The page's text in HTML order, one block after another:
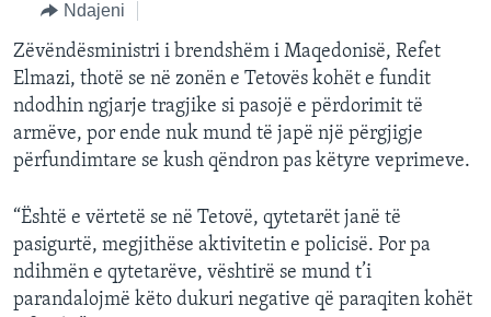
kërkimi
EVROPA
BOTA
MJEDISI
KULTURË
SHKENCË DHE TEKNOLOGJI
SHËNDETËSI
INTERVISTA
DITARI
FOLLOW US
Gjuhët
Ndajeni
Zëvëndësministri i brendshëm i Maqedonisë, Refet
Elmazi, thotë se në zonën e Tetovës kohët e fundit
ndodhin ngjarje tragjike si pasojë e përdorimit të
armëve, por ende nuk mund të japë një përgjigje
përfundimtare se kush qëndron pas këtyre veprimeve.
“Është e vërtetë se në Tetovë, qytetarët janë të
pasigurtë, megjithëse aktivitetin e policisë. Por pa
ndihmën e qytetarëve, vështirë se mund t’i
parandalojmë këto dukuri negative që paraqiten kohët